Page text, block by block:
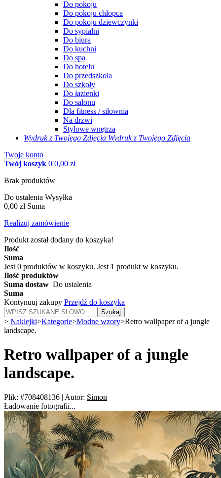
Do pokoju
Do pokoju chłopca
Do pokoju dziewczynki
Do sypialni
Do biura
Do kuchni
Do spa
Do hotelu
Do przedszkola
Do szkoły
Do łazienki
Do salonu
Dla fitness / siłownia
Na drzwi
Stylowe wnętrza
Wydruk z Twojego Zdjęcia Wydruk z Twojego Zdjęcia
Twoje konto
Twój koszyk 0 0,00 zł
Brak produktów
Do ustalenia Wysyłka
0,00 zł Suma
Realizuj zamówienie
Produkt został dodany do koszyka!
Ilość
Suma
Jest 0 produktów w koszyku. Jest 1 produkt w koszyku.
Ilość produktów
Suma dostaw Do ustalenia
Suma
Kontynuuj zakupy Przejdź do koszyka
Szukaj
> Naklejki>Kategorie>Modne wzory>Retro wallpaper of a jungle
landscape.
Retro wallpaper of a jungle
landscape.
Plik: #708408136 | Autor: Simon
Ładowanie fotografii...